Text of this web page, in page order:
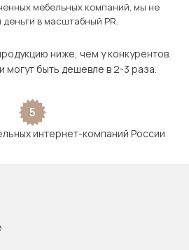
мебельных компаний, мы не
в масштабный PR.
ниже, чем у конкурентов.
могут быть дешевле в 2-3 раза.
5
интернет-компаний России